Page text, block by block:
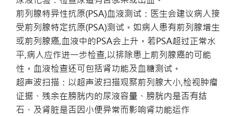
前列腺特异性抗原(PSA)血液测试：医生会建议病人接
受前列腺特定抗原(PSA)测试。如病人患有前列腺增生
或前列腺癌,血液中的PSA会上升。若PSA超过正常水
平,病人应作进一步检查,以排除患上前列腺癌的可能
性。血液检查还可包括肾功能及血糖测试。
超声波扫描：以超声波扫描观察前列腺大小,检视肿瘤
证据、残余在膀胱内的尿液容量、膀胱内是否有结
石、及肾脏是否因小便异常而影响肾功能运作